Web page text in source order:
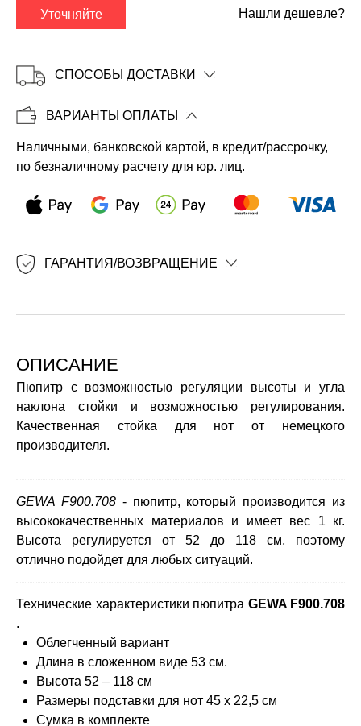
Копировать
Уточняйте Нашли дешевле?
СПОСОБЫ ДОСТАВКИ
ВАРИАНТЫ ОПЛАТЫ
Наличными, банковской картой, в кредит/рассрочку,
по безналичному расчету для юр. лиц.
ГАРАНТИЯ/ВОЗВРАЩЕНИЕ
ОПИСАНИЕ
Пюпитр с возможностью регуляции высоты и угла
наклона стойки и возможностью регулирования.
Качественная стойка для нот от немецкого
производителя.
GEWA F900.708- пюпитр, который производится из
высококачественных материалов и имеет вес 1 кг.
Высота регулируется от 52 до 118 см, поэтому
отлично подойдет для любых ситуаций.
Технические характеристики пюпитра GEWA F900.708
.
Облегченный вариант
Длина в сложенном виде 53 см.
Высота 52 – 118 см
Размеры подставки для нот 45 x 22,5 см
Сумка в комплекте